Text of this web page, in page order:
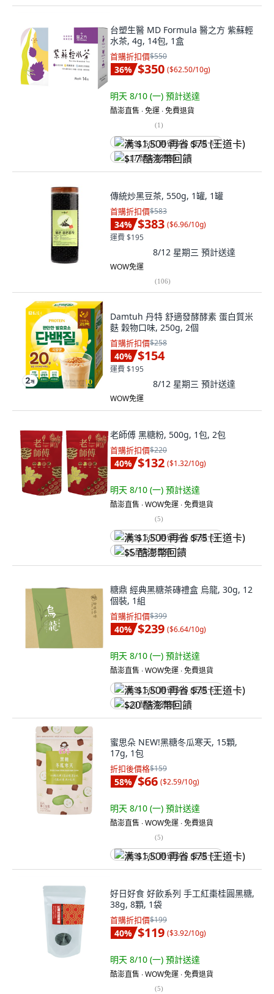
台塑生醫 MD Formula 醫之方 紫蘇輕
水茶, 4g, 14包, 1盒
首購折扣價$550
36% $350 ($62.50/10g)
明天 8/10 (一) 預計送達
酷澎直售 ∙ 免運 ∙ 免費退貨
(1)
满 $1,500 再省 $75 (王道卡)
$17 酷澎幣回饋
傳統炒黑豆茶, 550g, 1罐, 1罐
首購折扣價$583
34% $383 ($6.96/10g)
運費 $195
8/12 星期三 預計送達
WOW免運
(106)
Damtuh 丹特 舒適發酵酵素 蛋白質米
麩 穀物口味, 250g, 2個
首購折扣價$258
40% $154
運費 $195
8/12 星期三 預計送達
WOW免運
老師傅 黑糖粉, 500g, 1包, 2包
首購折扣價$220
40% $132 ($1.32/10g)
明天 8/10 (一) 預計送達
酷澎直售 ∙ WOW免運 ∙ 免費退貨
(5)
满 $1,500 再省 $75 (王道卡)
$5 酷澎幣回饋
糖鼎 經典黑糖茶磚禮盒 烏龍, 30g, 12
個裝, 1組
首購折扣價$399
40% $239 ($6.64/10g)
明天 8/10 (一) 預計送達
酷澎直售 ∙ WOW免運 ∙ 免費退貨
满 $1,500 再省 $75 (王道卡)
$20 酷澎幣回饋
蜜思朵 NEW!黑糖冬瓜寒天, 15顆,
17g, 1包
折扣後價格$159
58% $66 ($2.59/10g)
明天 8/10 (一) 預計送達
酷澎直售 ∙ WOW免運 ∙ 免費退貨
(5)
满 $1,500 再省 $75 (王道卡)
好日好食 好飲系列 手工紅棗桂圓黑糖,
38g, 8顆, 1袋
首購折扣價$199
40% $119 ($3.92/10g)
明天 8/10 (一) 預計送達
酷澎直售 ∙ WOW免運 ∙ 免費退貨
(5)